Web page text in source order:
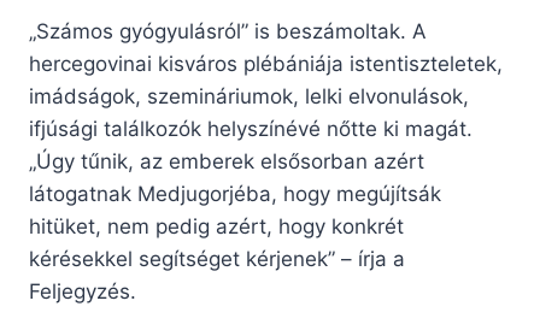
„Számos gyógyulásról” is beszámoltak. A
hercegovinai kisváros plébániája istentiszteletek,
imádságok, szemináriumok, lelki elvonulások,
ifjúsági találkozók helyszínévé nőtte ki magát.
„Úgy tűnik, az emberek elsősorban azért
látogatnak Medjugorjéba, hogy megújítsák
hitüket, nem pedig azért, hogy konkrét
kérésekkel segítséget kérjenek” – írja a
Feljegyzés.